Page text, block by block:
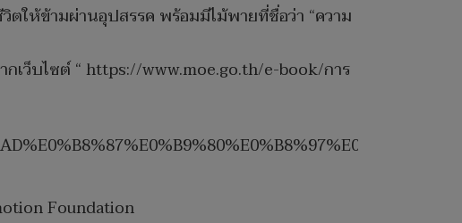
ตให้ข้ามผ่านอุปสรรค พร้อมมีไม้พายที่ชื่อว่า “ความ
เว็บไซต์ “ https://www.moe.go.th/e-book/การ
Foundation